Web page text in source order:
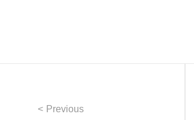
Previous